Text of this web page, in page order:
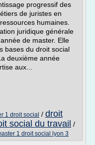
progressif des
de juristes en
humaines.
juridique générale
de master. Elle
bases du droit social
deuxième année
aux...
1 droit social / droit
social du travail /
1 droit social lyon 3